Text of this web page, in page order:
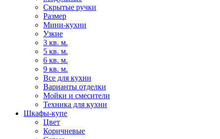
Скрытые ручки
Размер
Мини-кухни
Узкие
3 кв. м.
5 кв. м.
6 кв. м.
9 кв. м.
Все для кухни
Варианты отделки
Мойки и смесители
Техника для кухни
Шкафы-купе
Цвет
Коричневые